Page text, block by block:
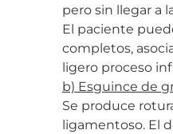
pero sin llegar a
El paciente
completos,
ligero proceso
b) Esguince de
Se produce
ligamentoso. El